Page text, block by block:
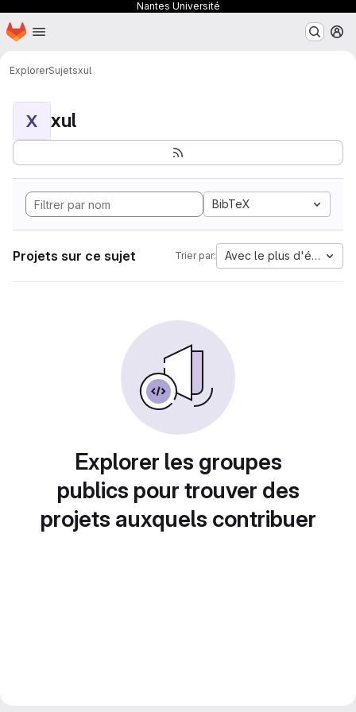
Nantes Université
Passer au contenu principal
Page d'accueil
ExplorerSujetsxul
X xul
BibTeX
Projets sur ce sujet Trier par: Avec le plus d'étoiles
Explorer les groupes
publics pour trouver des
projets auxquels contribuer